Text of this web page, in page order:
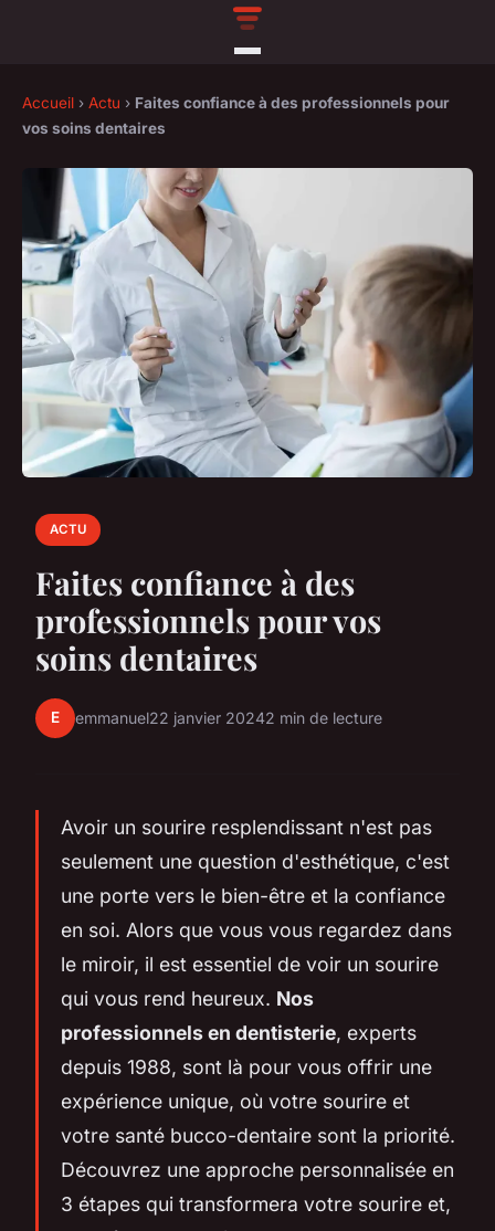
Accueil › Actu › Faites confiance à des professionnels pour
vos soins dentaires
ACTU
Faites confiance à des
professionnels pour vos
soins dentaires
E emmanuel22 janvier 20242 min de lecture
Avoir un sourire resplendissant n'est pas
seulement une question d'esthétique, c'est
une porte vers le bien-être et la confiance
en soi. Alors que vous vous regardez dans
le miroir, il est essentiel de voir un sourire
qui vous rend heureux. Nos
professionnels en dentisterie, experts
depuis 1988, sont là pour vous offrir une
expérience unique, où votre sourire et
votre santé bucco-dentaire sont la priorité.
Découvrez une approche personnalisée en
3 étapes qui transformera votre sourire et,